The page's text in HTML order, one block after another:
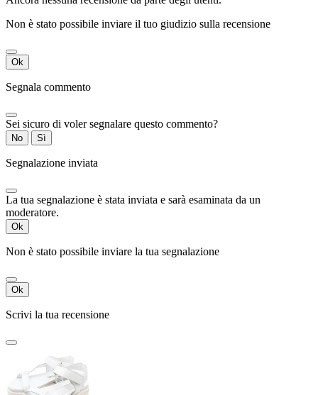
Non è stato possibile inviare il tuo giudizio sulla recensione
Ok
Segnala commento
Sei sicuro di voler segnalare questo commento?
No Sì
Segnalazione inviata
La tua segnalazione è stata inviata e sarà esaminata da un
moderatore.
Ok
Non è stato possibile inviare la tua segnalazione
Ok
Scrivi la tua recensione